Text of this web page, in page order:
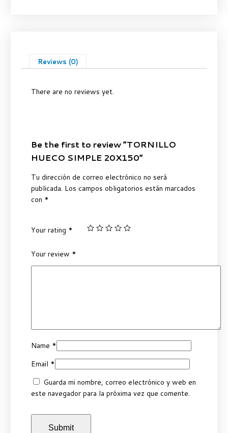
Reviews (0)
There are no reviews yet.
Be the first to review “TORNILLO
HUECO SIMPLE 20X150”
Tu dirección de correo electrónico no será
publicada. Los campos obligatorios están marcados
con *
Your rating *
Your review *
Name *
Email *
Guarda mi nombre, correo electrónico y web en
este navegador para la próxima vez que comente.